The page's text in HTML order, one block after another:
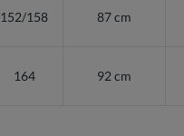
152/158 87 cm
164 92 cm